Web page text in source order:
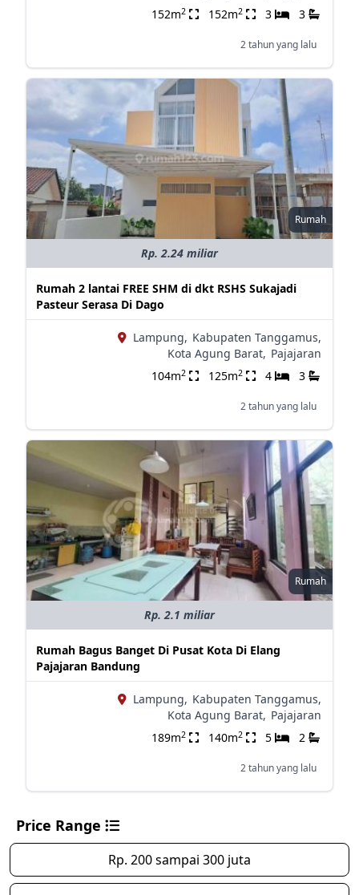
152m2 152m2 3 3
2 tahun yang lalu
Rumah
Rp. 2.24 miliar
Rumah 2 lantai FREE SHM di dkt RSHS Sukajadi
Pasteur Serasa Di Dago
Lampung, Kabupaten Tanggamus,
Kota Agung Barat, Pajajaran
104m2 125m2 4 3
2 tahun yang lalu
Rumah
Rp. 2.1 miliar
Rumah Bagus Banget Di Pusat Kota Di Elang
Pajajaran Bandung
Lampung, Kabupaten Tanggamus,
Kota Agung Barat, Pajajaran
189m2 140m2 5 2
2 tahun yang lalu
Price Range
Rp. 200 sampai 300 juta